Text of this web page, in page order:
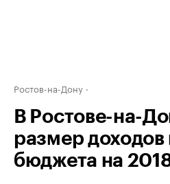
Ростов-на-Дону
В Ростове-на-
размер доходов
бюджета на